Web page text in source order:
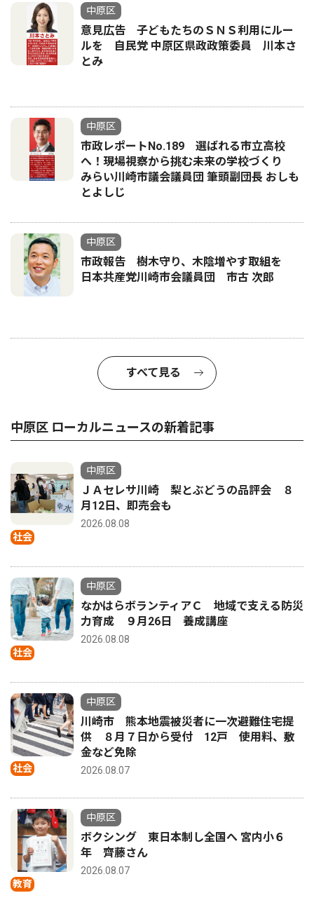
中原区
意見広告 子どもたちのＳＮＳ利用にルー
ルを 自民党 中原区県政政策委員 川本さ
とみ
中原区
市政レポートNo.189 選ばれる市立高校
へ！現場視察から挑む未来の学校づくり
みらい川崎市議会議員団 筆頭副団長 おしも
とよしじ
中原区
市政報告 樹木守り、木陰増やす取組を
日本共産党川崎市会議員団 市古 次郎
すべて見る
中原区 ローカルニュースの新着記事
社会
中原区
ＪＡセレサ川崎 梨とぶどうの品評会 ８
月12日、即売会も
2026.08.08
社会
中原区
なかはらボランティアＣ 地域で支える防災
力育成 ９月26日 養成講座
2026.08.08
社会
中原区
川崎市 熊本地震被災者に一次避難住宅提
供 ８月７日から受付 12戸 使用料、敷
金など免除
2026.08.07
教育
中原区
ボクシング 東日本制し全国へ 宮内小６
年 齊藤さん
2026.08.07